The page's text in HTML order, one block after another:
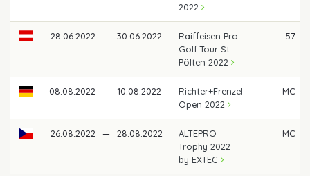
2022
28.06.2022 — 30.06.2022
Raiffeisen Pro
Golf Tour St.
Pölten 2022
57
08.08.2022 — 10.08.2022
Richter+Frenzel
Open 2022
MC
26.08.2022 — 28.08.2022
ALTEPRO
Trophy 2022
by EXTEC
MC